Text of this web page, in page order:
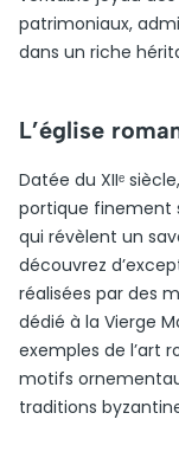
patrimoniaux,
dans un riche
L’église
Datée du XIIᵉ
portique finement
qui révèlent un
découvrez
réalisées par des
dédié à la Vierge
exemples de l’art
motifs
traditions